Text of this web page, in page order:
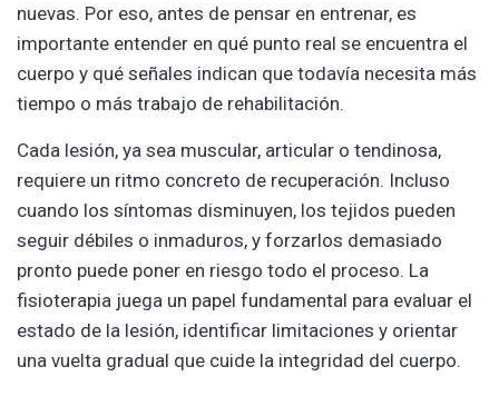
nuevas. Por eso, antes de pensar en entrenar, es
importante entender en qué punto real se encuentra el
cuerpo y qué señales indican que todavía necesita más
tiempo o más trabajo de rehabilitación.
Cada lesión, ya sea muscular, articular o tendinosa,
requiere un ritmo concreto de recuperación. Incluso
cuando los síntomas disminuyen, los tejidos pueden
seguir débiles o inmaduros, y forzarlos demasiado
pronto puede poner en riesgo todo el proceso. La
fisioterapia juega un papel fundamental para evaluar el
estado de la lesión, identificar limitaciones y orientar
una vuelta gradual que cuide la integridad del cuerpo.